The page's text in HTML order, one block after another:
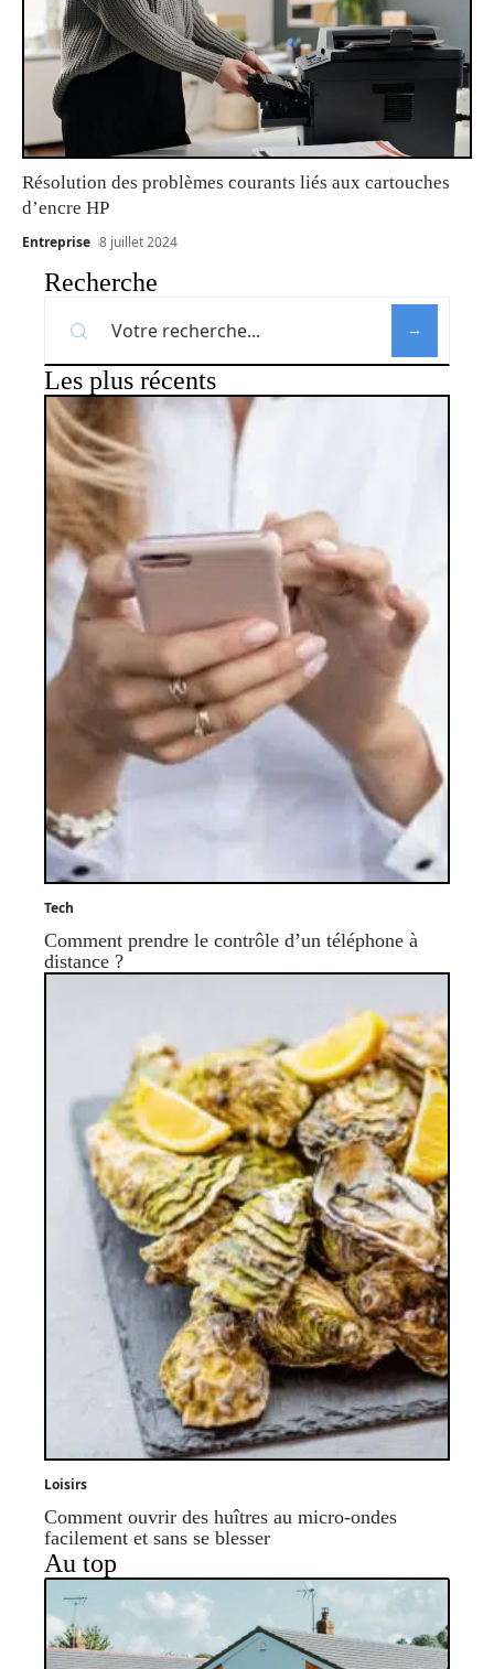
Résolution des problèmes courants liés aux cartouches
d’encre HP
Entreprise 8 juillet 2024
Recherche
Les plus récents
Tech
Comment prendre le contrôle d’un téléphone à
distance ?
Loisirs
Comment ouvrir des huîtres au micro-ondes
facilement et sans se blesser
Au top